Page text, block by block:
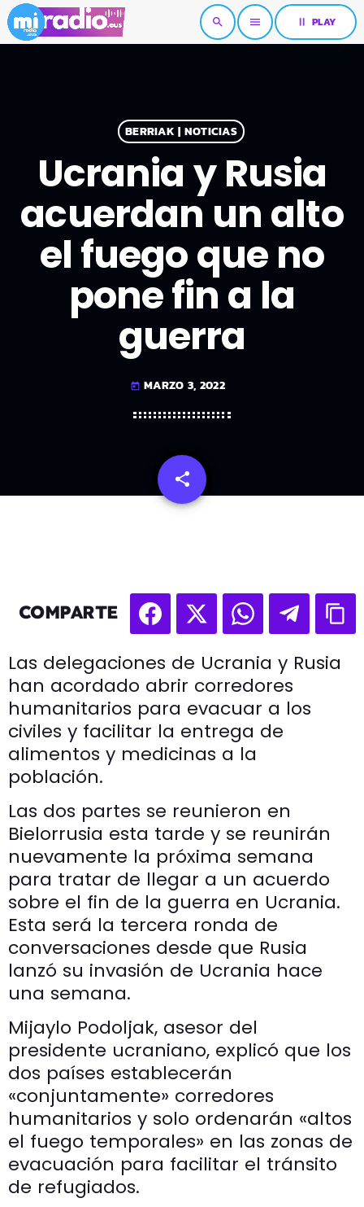
search menu pause PLAY
BERRIAK | NOTICIAS
Ucrania y Rusia
acuerdan un alto
el fuego que no
pone fin a la
guerra
today MARZO 3, 2022
share
email
COMPARTE
Las delegaciones de Ucrania y Rusia
han acordado abrir corredores
humanitarios para evacuar a los
civiles y facilitar la entrega de
alimentos y medicinas a la
población.
Las dos partes se reunieron en
Bielorrusia esta tarde y se reunirán
nuevamente la próxima semana
para tratar de llegar a un acuerdo
sobre el fin de la guerra en Ucrania.
Esta será la tercera ronda de
conversaciones desde que Rusia
lanzó su invasión de Ucrania hace
una semana.
Mijaylo Podoljak, asesor del
presidente ucraniano, explicó que los
dos países establecerán
«conjuntamente» corredores
humanitarios y solo ordenarán «altos
el fuego temporales» en las zonas de
evacuación para facilitar el tránsito
de refugiados.